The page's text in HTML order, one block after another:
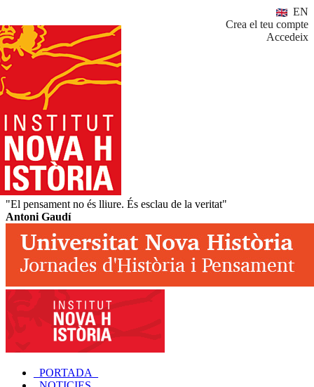
EN
Crea el teu compte
Accedeix
"El pensament no és lliure. És esclau de la veritat"
Antoni Gaudí
_PORTADA_